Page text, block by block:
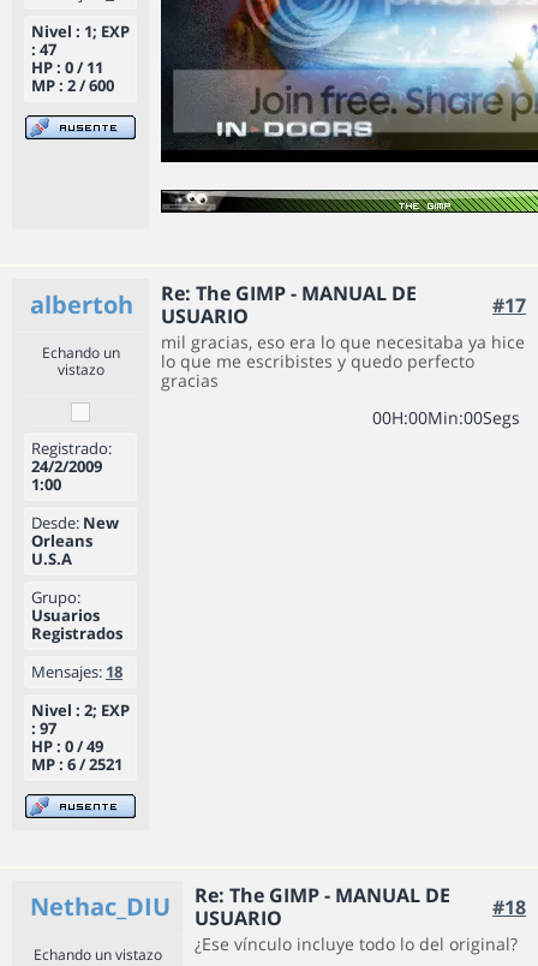
Nivel : 1; EXP
: 47
HP : 0 / 11
MP : 2 / 600
albertoh
Re: The GIMP - MANUAL DE
USUARIO
#17
Echando un
vistazo
Registrado:
24/2/2009
1:00
Desde: New
Orleans
U.S.A
Grupo:
Usuarios
Registrados
Mensajes: 18
Nivel : 2; EXP
: 97
HP : 0 / 49
MP : 6 / 2521
mil gracias, eso era lo que necesitaba ya hice
lo que me escribistes y quedo perfecto
gracias
00H:00Min:00Segs
Nethac_DIU
Re: The GIMP - MANUAL DE
USUARIO
#18
Echando un vistazo
¿Ese vínculo incluye todo lo del original?